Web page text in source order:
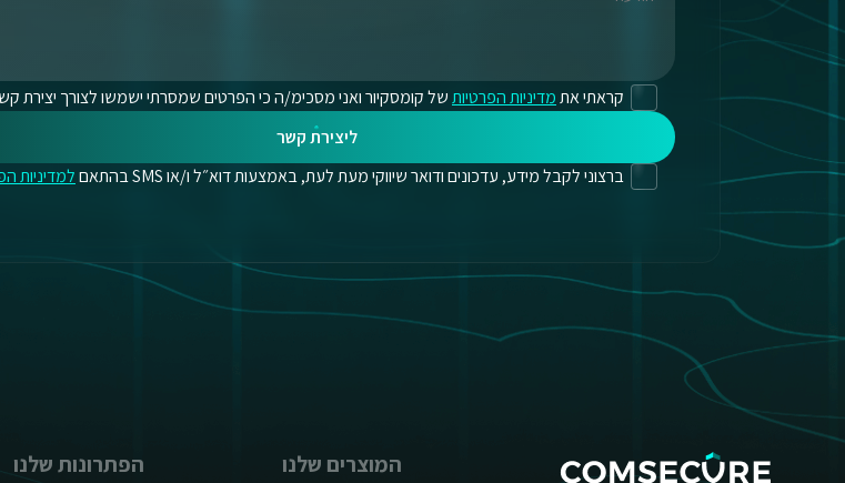
קראתי אתמדיניות הפרטיותשל קומסקיור ואני מסכימ/ה כי הפרטים שמסרתי ישמשו לצורך יצירת
ליצירת קשר
ברצוני לקבל מידע, עדכונים ודואר שיווקי מעת לעת, באמצעות דוא״ל ו/או SMS בהתאם
למדיניות
המוצרים שלנו הפתרונות שלנו